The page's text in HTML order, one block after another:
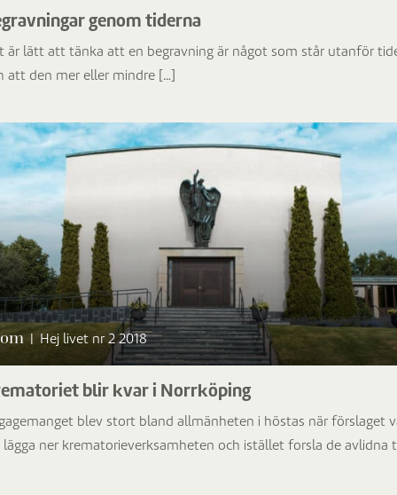
genom tiderna
är lätt att tänka att en begravning är något som står utanför
att den mer eller mindre […]
om | Hej livet nr 2 2018
blir kvar i Norrköping
blev stort bland allmänheten i höstas när förslaget
ner krematorieverksamheten och istället forsla de avlidna